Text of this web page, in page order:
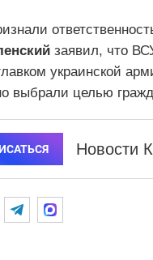
заявил, что
украинской
выбрали целью
Новости